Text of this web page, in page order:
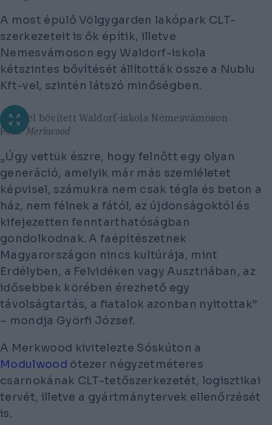
A most épülő Völgygarden lakópark CLT-
szerkezeteit is ők építik, illetve
Nemesvámoson egy Waldorf-iskola
kétszintes bővítését állították össze a Nublu
Kft-vel, szintén látszó minőségben.
CLT-vel bővített Waldorf-iskola Nemesvámoson
Fotó:Merkwood
„Úgy vettük észre, hogy felnőtt egy olyan
generáció, amelyik már más szemléletet
képvisel, számukra nem csak tégla és beton a
ház, nem félnek a fától, az újdonságoktól és
kifejezetten fenntarthatóságban
gondolkodnak. A faépítészetnek
Magyarországon nincs kultúrája, mint
Erdélyben, a Felvidéken vagy Ausztriában, az
idősebbek körében érezhető egy
távolságtartás, a fiatalok azonban nyitottak”
– mondja Györfi József.
A Merkwood kivitelezte Sóskúton a
Modulwood ötezer négyzetméteres
csarnokának CLT-tetőszerkezetét, logisztikai
tervét, illetve a gyártmánytervek ellenőrzését
is.